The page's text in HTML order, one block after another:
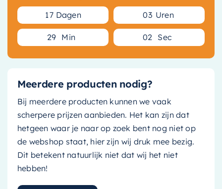
17 Dagen 03 Uren
29 Min 01 Sec
Meerdere producten nodig?
Bij meerdere producten kunnen we vaak
scherpere prijzen aanbieden. Het kan zijn dat
hetgeen waar je naar op zoek bent nog niet op
de webshop staat, hier zijn wij druk mee bezig.
Dit betekent natuurlijk niet dat wij het niet
hebben!